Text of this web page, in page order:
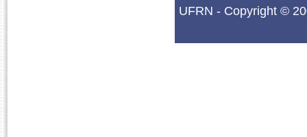
UFRN - Copyright ©